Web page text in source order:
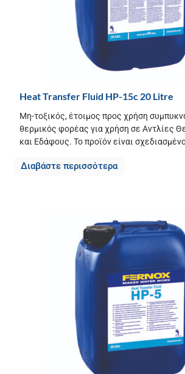
Heat Transfer Fluid HP-15c 20 Litre
Μη-τοξικός, έτοιμος προς χρήση
θερμικός φορέας για χρήση σε Αντλίες
και Εδάφους. Το προϊόν είναι
Διαβάστε περισσότερα